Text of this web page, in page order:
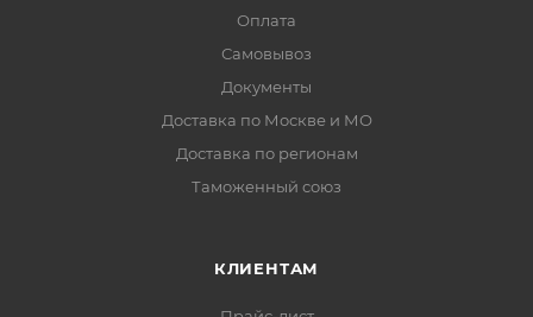
Оплата
Самовывоз
Документы
Доставка по Москве и МО
Доставка по регионам
Таможенный союз
КЛИЕНТАМ